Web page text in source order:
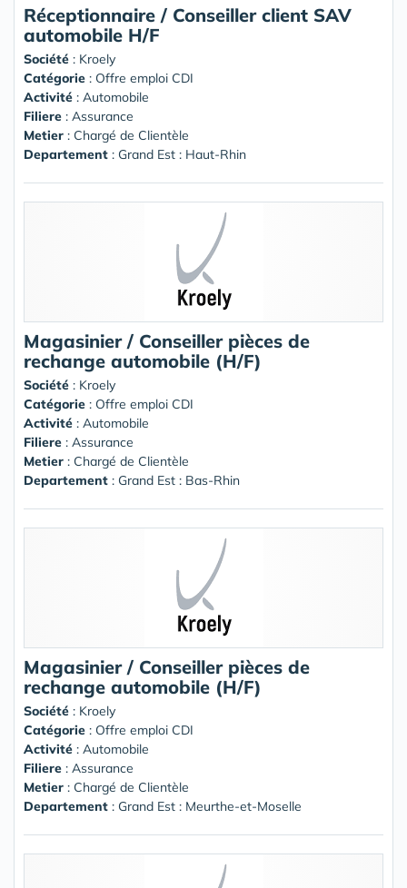
Réceptionnaire / Conseiller client SAV
automobile H/F
Société : Kroely
Catégorie : Offre emploi CDI
Activité : Automobile
Filiere : Assurance
Metier : Chargé de Clientèle
Departement : Grand Est : Haut-Rhin
Magasinier / Conseiller pièces de
rechange automobile (H/F)
Société : Kroely
Catégorie : Offre emploi CDI
Activité : Automobile
Filiere : Assurance
Metier : Chargé de Clientèle
Departement : Grand Est : Bas-Rhin
Magasinier / Conseiller pièces de
rechange automobile (H/F)
Société : Kroely
Catégorie : Offre emploi CDI
Activité : Automobile
Filiere : Assurance
Metier : Chargé de Clientèle
Departement : Grand Est : Meurthe-et-Moselle